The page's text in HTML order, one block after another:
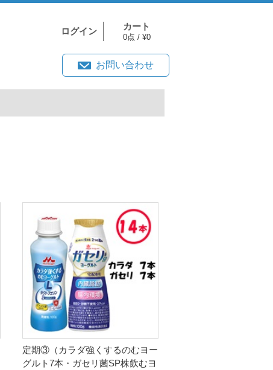
ログイン カート
0点 / ¥0
お問い合わせ
定期③（カラダ強くするのむヨー
グルト7本・ガセリ菌SP株飲むヨ